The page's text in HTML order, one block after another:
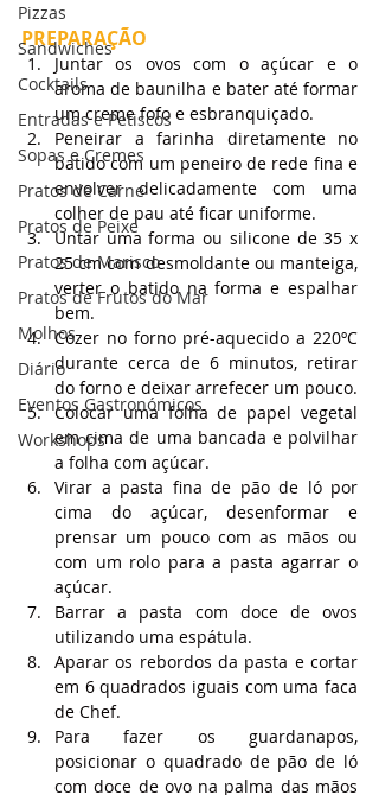
Pizzas
Sandwiches
Cocktails
Entradas e Petiscos
Sopas e Cremes
Pratos de Carne
Pratos de Peixe
Pratos de Marisco
Pratos de Frutos do Mar
Molhos
Diário
Eventos Gastronómicos
Workshops
PREPARAÇÃO
Juntar os ovos com o açúcar e o
aroma de baunilha e bater até formar
um creme fofo e esbranquiçado.
Peneirar a farinha diretamente no
batido com um peneiro de rede fina e
envolver delicadamente com uma
colher de pau até ficar uniforme.
Untar uma forma ou silicone de 35 x
25 cm com desmoldante ou manteiga,
verter o batido na forma e espalhar
bem.
Cozer no forno pré-aquecido a 220ºC
durante cerca de 6 minutos, retirar
do forno e deixar arrefecer um pouco.
Colocar uma folha de papel vegetal
em cima de uma bancada e polvilhar
a folha com açúcar.
Virar a pasta fina de pão de ló por
cima do açúcar, desenformar e
prensar um pouco com as mãos ou
com um rolo para a pasta agarrar o
açúcar.
Barrar a pasta com doce de ovos
utilizando uma espátula.
Aparar os rebordos da pasta e cortar
em 6 quadrados iguais com uma faca
de Chef.
Para fazer os guardanapos,
posicionar o quadrado de pão de ló
com doce de ovo na palma das mãos